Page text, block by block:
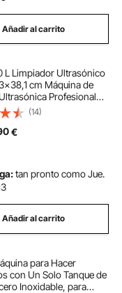
bebida
de pollo
Añadir al carrito
L Limpiador Ultrasónico
cm Máquina de
Profesional
y Ahorro Energético
Ultrasónico de Acero
Tiempo de Trabajo 0-99
(14)
€
tan pronto como Jue.
Añadir al carrito
para Hacer
con Un Solo Tanque de
Inoxidable, para